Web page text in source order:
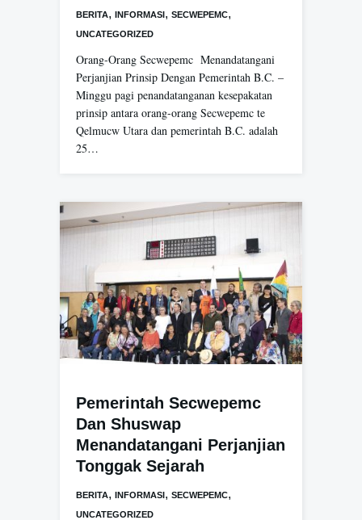
BERITA, INFORMASI , SECWEPEMC,
UNCATEGORIZED
Orang-Orang Secwepemc Menandatangani
Perjanjian Prinsip Dengan Pemerintah B.C. –
Minggu pagi penandatanganan kesepakatan
prinsip antara orang-orang Secwepemc te
Qelmucw Utara dan pemerintah B.C. adalah
25…
Pemerintah Secwepemc
Dan Shuswap
Menandatangani Perjanjian
Tonggak Sejarah
BERITA, INFORMASI, SECWEPEMC,
UNCATEGORIZED